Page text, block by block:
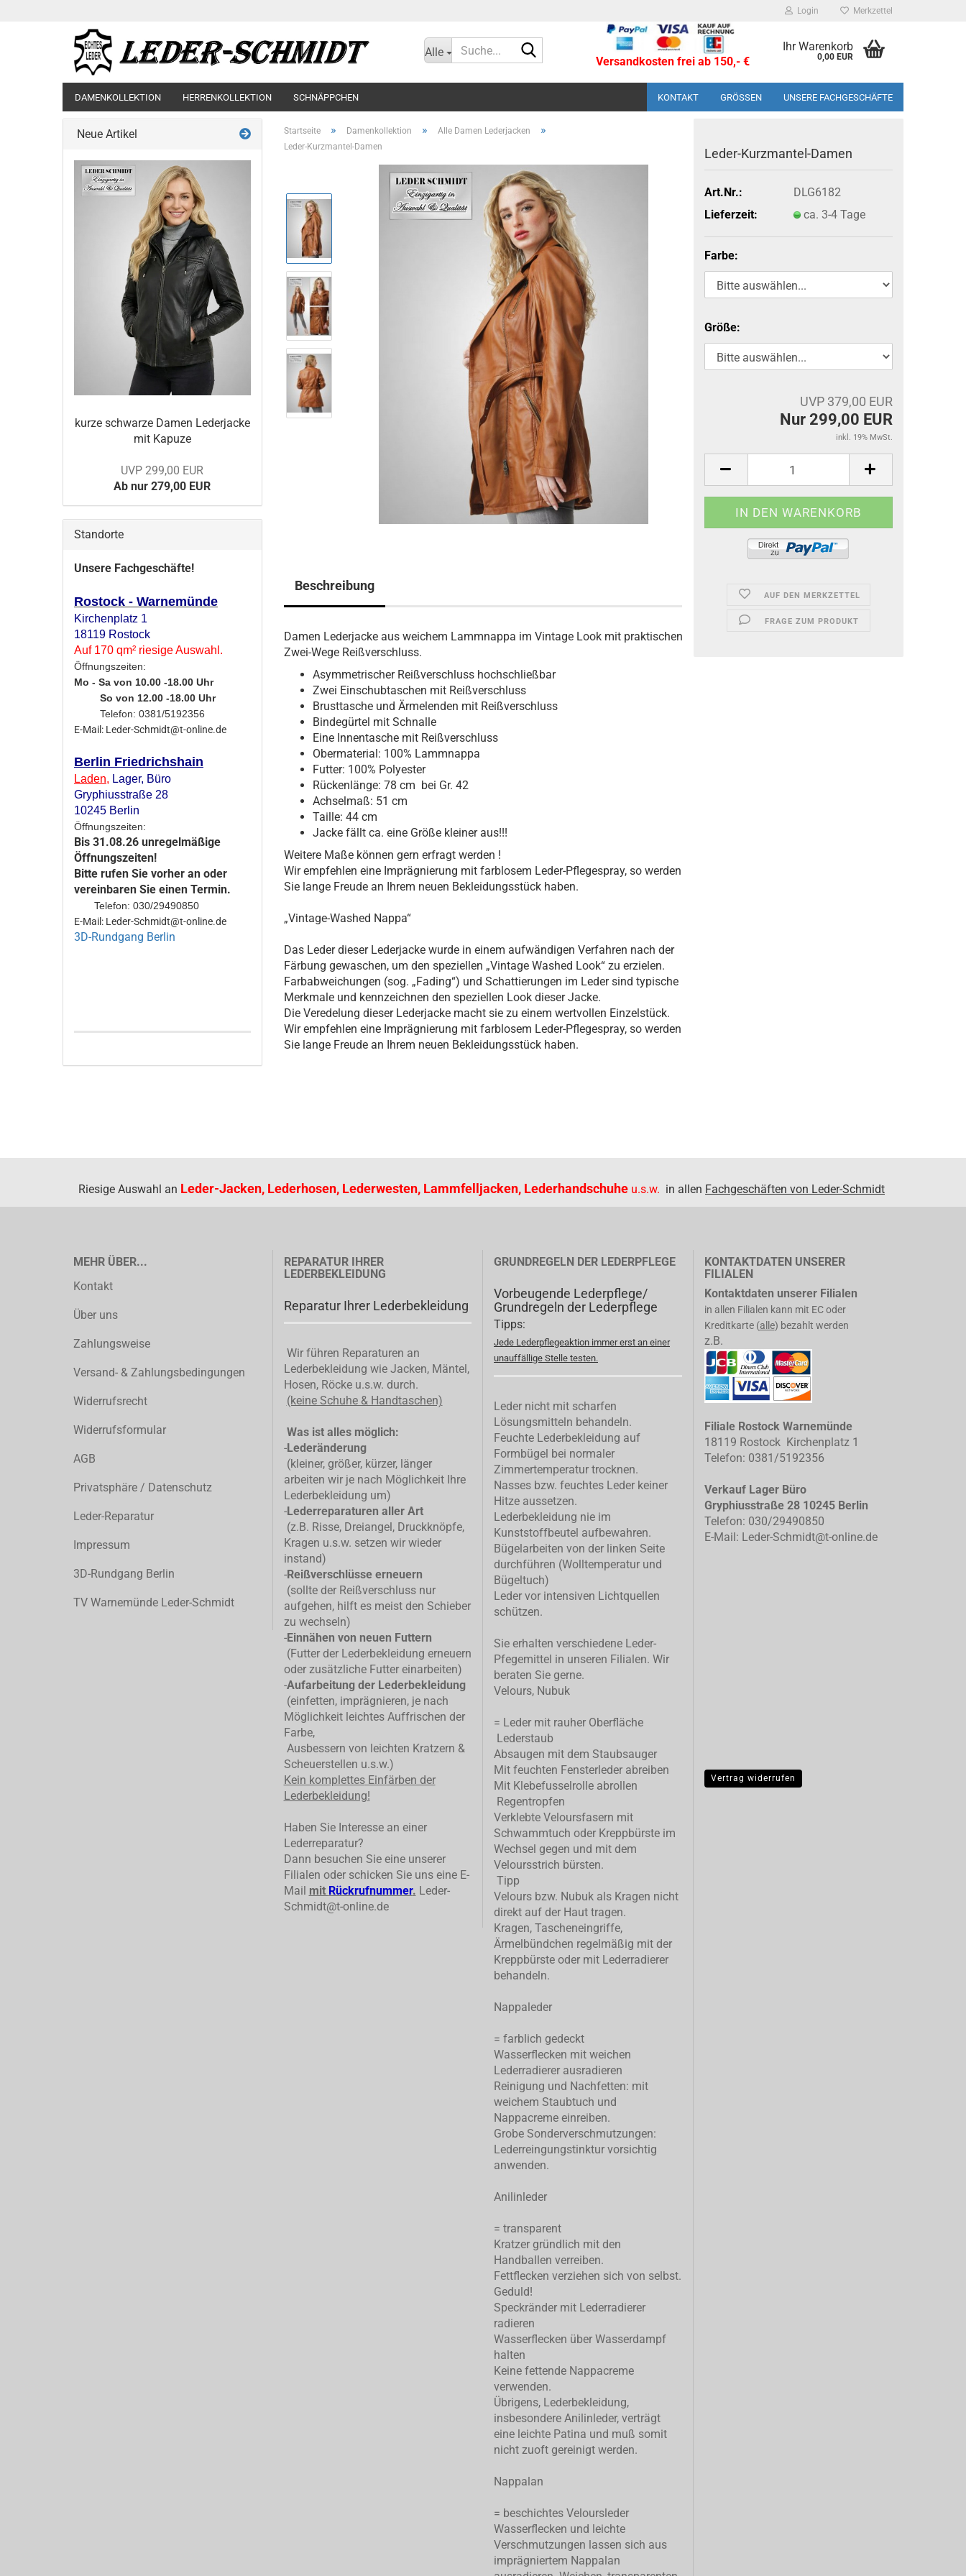
Login Merkzettel
Alle
Versandkosten frei ab 150,- €
Ihr Warenkorb
0,00 EUR
DAMENKOLLEKTION HERRENKOLLEKTION SCHNÄPPCHEN KONTAKT GRÖSSEN UNSERE FACHGESCHÄFTE
Startseite » Damenkollektion » Alle Damen Lederjacken »
Leder-Kurzmantel-Damen Leder-​Kurzmantel-Damen
Art.Nr.:
DLG6182
Lieferzeit:
ca. 3-4 Tage
Farbe:
Größe:
UVP 379,00 EUR
Nur 299,00 EUR
inkl. 19% MwSt.
AUF DEN MERKZETTEL
FRAGE ZUM PRODUKT
Beschreibung
Damen Lederjacke aus weichem Lammnappa im Vintage Look mit praktischen
Zwei-Wege Reißverschluss.
Asymmetrischer Reißverschluss hochschließbar
Zwei Einschubtaschen mit Reißverschluss
Brusttasche und Ärmelenden mit Reißverschluss
Bindegürtel mit Schnalle
Eine Innentasche mit Reißverschluss
Obermaterial: 100% Lammnappa
Futter: 100% Polyester
Rückenlänge: 78 cm bei Gr. 42
Achselmaß: 51 cm
Taille: 44 cm
Jacke fällt ca. eine Größe kleiner aus!!!
Weitere Maße können gern erfragt werden !
Wir empfehlen eine Imprägnierung mit farblosem Leder-Pflegespray, so werden
Sie lange Freude an Ihrem neuen Bekleidungsstück haben.
„Vintage-Washed Nappa“
Das Leder dieser Lederjacke wurde in einem aufwändigen Verfahren nach der
Färbung gewaschen, um den speziellen „Vintage Washed Look“ zu erzielen.
Farbabweichungen (sog. „Fading“) und Schattierungen im Leder sind typische
Merkmale und kennzeichnen den speziellen Look dieser Jacke.
Die Veredelung dieser Lederjacke macht sie zu einem wertvollen Einzelstück.
Wir empfehlen eine Imprägnierung mit farblosem Leder-Pflegespray, so werden
Sie lange Freude an Ihrem neuen Bekleidungsstück haben.
Neue Artikel
kurze schwar­ze Damen Le­der­ja­cke
mit Ka­pu­ze
UVP 299,00 EUR
Ab nur 279,00 EUR
Standorte
Unsere Fachgeschäfte!
Rostock - Warnemünde
Kirchenplatz 1
18119 Rostock
Auf 170 qm² riesige Auswahl.
Öffnungszeiten:
Mo - Sa von 10.00 -18.00 Uhr
So von 12.00 -18.00 Uhr
Telefon: 0381/5192356
E-Mail: Leder-Schmidt@t-online.de
Berlin Friedrichshain
Laden, Lager, Büro
Gryphiusstraße 28
10245 Berlin
Öffnungszeiten:
Bis 31.08.26 unregelmäßige
Öffnungszeiten!
Bitte rufen Sie vorher an oder
vereinbaren Sie einen Termin.
Telefon: 030/29490850
E-Mail: Leder-Schmidt@t-online.de
3D-Rundgang Berlin
Riesige Auswahl an Leder-Jacken, Lederhosen, Lederwesten, Lammfelljacken, Lederhandschuhe u.s.w. in allen Fachgeschäften von Leder-Schmidt
MEHR ÜBER...
Kontakt
Über uns
Zahlungsweise
Versand- & Zahlungsbedingungen
Widerrufsrecht
Widerrufsformular
AGB
Privatsphäre / Datenschutz
Leder-Reparatur
Impressum
3D-Rundgang Berlin
TV Warnemünde Leder-Schmidt
REPARATUR IHRER
LEDERBEKLEIDUNG
Reparatur Ihrer Lederbekleidung
Wir führen Reparaturen an
Lederbekleidung wie Jacken, Mäntel,
Hosen, Röcke u.s.w. durch.
(keine Schuhe & Handtaschen)
Was ist alles möglich:
-Lederänderung
(kleiner, größer, kürzer, länger
arbeiten wir je nach Möglichkeit Ihre
Lederbekleidung um)
-Lederreparaturen aller Art
(z.B. Risse, Dreiangel, Druckknöpfe,
Kragen u.s.w. setzen wir wieder
instand)
-Reißverschlüsse erneuern
(sollte der Reißverschluss nur
aufgehen, hilft es meist den Schieber
zu wechseln)
-Einnähen von neuen Futtern
(Futter der Lederbekleidung erneuern
oder zusätzliche Futter einarbeiten)
-Aufarbeitung der Lederbekleidung
(einfetten, imprägnieren, je nach
Möglichkeit leichtes Auffrischen der
Farbe,
Ausbessern von leichten Kratzern &
Scheuerstellen u.s.w.)
Kein komplettesEinfärben der
Lederbekleidung!
Haben Sie Interesse an einer
Lederreparatur?
Dann besuchen Sie eine unserer
Filialen oder schicken Sie uns eine E-
Mail mit Rückrufnummer. Leder-
Schmidt@t-online.de
GRUNDREGELN DER LEDERPFLEGE
Vorbeugende Lederpflege/
Grundregeln der Lederpflege
Tipps:
Jede Lederpflegeaktion immer erst an einer
unauffällige Stelle testen.
Leder nicht mit scharfen
Lösungsmitteln behandeln.
Feuchte Lederbekleidung auf
Formbügel bei normaler
Zimmertemperatur trocknen.
Nasses bzw. feuchtes Leder keiner
Hitze aussetzen.
Lederbekleidung nie im
Kunststoffbeutel aufbewahren.
Bügelarbeiten von der linken Seite
durchführen (Wolltemperatur und
Bügeltuch)
Leder vor intensiven Lichtquellen
schützen.
Sie erhalten verschiedene Leder-
Pfegemittel in unseren Filialen. Wir
beraten Sie gerne.
Velours, Nubuk
= Leder mit rauher Oberfläche
Lederstaub
Absaugen mit dem Staubsauger
Mit feuchten Fensterleder abreiben
Mit Klebefusselrolle abrollen
Regentropfen
Verklebte Veloursfasern mit
Schwammtuch oder Kreppbürste im
Wechsel gegen und mit dem
Veloursstrich bürsten.
Tipp
Velours bzw. Nubuk als Kragen nicht
direkt auf der Haut tragen.
Kragen, Tascheneingriffe,
Ärmelbündchen regelmäßig mit der
Kreppbürste oder mit Lederradierer
behandeln.
Nappaleder
= farblich gedeckt
Wasserflecken mit weichen
Lederradierer ausradieren
Reinigung und Nachfetten: mit
weichem Staubtuch und
Nappacreme einreiben.
Grobe Sonderverschmutzungen:
Lederreingungstinktur vorsichtig
anwenden.
Anilinleder
= transparent
Kratzer gründlich mit den
Handballen verreiben.
Fettflecken verziehen sich von selbst.
Geduld!
Speckränder mit Lederradierer
radieren
Wasserflecken über Wasserdampf
halten
Keine fettende Nappacreme
verwenden.
Übrigens, Lederbekleidung,
insbesondere Anilinleder, verträgt
eine leichte Patina und muß somit
nicht zuoft gereinigt werden.
Nappalan
= beschichtes Veloursleder
Wasserflecken und leichte
Verschmutzungen lassen sich aus
imprägniertem Nappalan
KONTAKTDATEN UNSERER
FILIALEN
Kontaktdaten unserer Filialen
in allen Filialen kann mit EC oder
Kreditkarte (alle) bezahlt werden
z.B.
Filiale Rostock Warnemünde
18119 Rostock Kirchenplatz 1
Telefon: 0381/5192356
Verkauf Lager Büro
Gryphiusstraße 28 10245 Berlin
Telefon: 030/29490850
E-Mail: Leder-Schmidt@t-online.de
Vertrag widerrufen